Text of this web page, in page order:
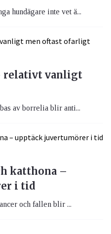
hundägare inte vet ä...
relativt vanligt
av borrelia blir anti...
katthona –
i tid
och fallen blir ...